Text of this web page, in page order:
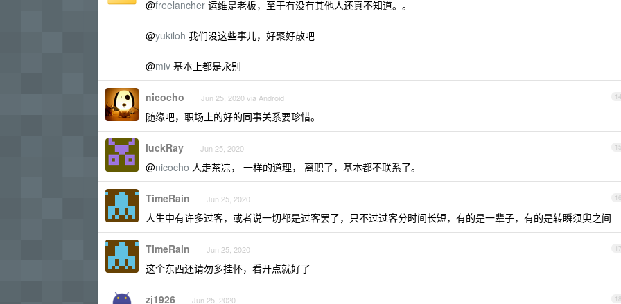
@freelancher 运维是老板，至于有没有其他人还真不知道。。
@yukiloh 我们没这些事儿，好聚好散吧
@miv 基本上都是永别
14
nicocho Jun 25, 2020 via Android
随缘吧，职场上的好的同事关系要珍惜。
15
luckRay Jun 25, 2020
@nicocho 人走茶凉， 一样的道理， 离职了，基本都不联系了。
16
TimeRain Jun 25, 2020
人生中有许多过客，或者说一切都是过客罢了，只不过过客分时间长短，有的是一辈子，有的是转瞬须臾之间
17
TimeRain Jun 25, 2020
这个东西还请勿多挂怀，看开点就好了
18
zj1926 Jun 25, 2020